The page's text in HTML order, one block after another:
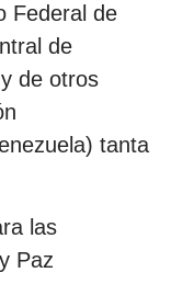
Federal de
de
de otros
tanta
las
Paz